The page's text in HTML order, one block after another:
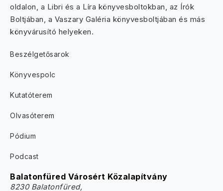
oldalon, a Libri és a Líra könyvesboltokban, az Írók
Boltjában, a Vaszary Galéria könyvesboltjában és más
könyvárusító helyeken.
Beszélgetősarok
Könyvespolc
Kutatóterem
Olvasóterem
Pódium
Podcast
Balatonfüred Városért Közalapítvány
8230 Balatonfüred,